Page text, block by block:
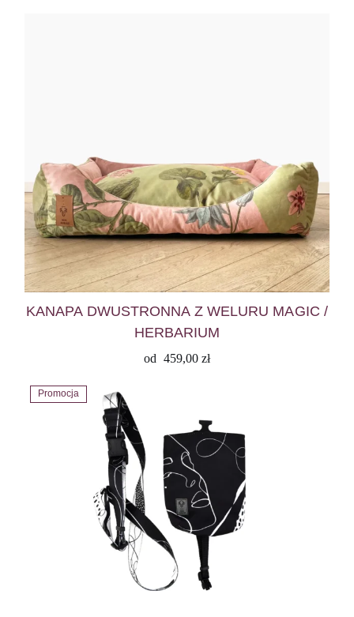
KANAPA DWUSTRONNA Z WELURU MAGIC /
HERBARIUM
od 459,00 zł
Promocja